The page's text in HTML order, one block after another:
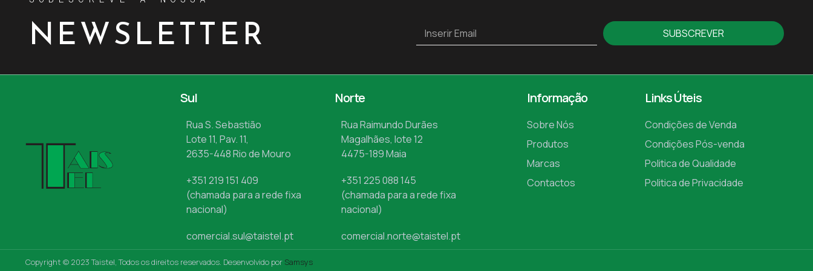
NEWSLETTER SUBSCREVER
Sul
Rua S. Sebastião
Lote 11, Pav. 11,
2635-448 Rio de Mouro
+351 219 151 409
(chamada para a rede fixa
nacional)
comercial.sul@taistel.pt
Norte
Rua Raimundo Durães
Magalhães, lote 12
4475-189 Maia
+351 225 088 145
(chamada para a rede fixa
nacional)
comercial.norte@taistel.pt
Informação
Sobre Nós
Produtos
Marcas
Contactos
Links Úteis
Condições de Venda
Condições Pós-venda
Politica de Qualidade
Politica de Privacidade
Copyright © 2023 Taistel, Todos os direitos reservados. Desenvolvido por Samsys